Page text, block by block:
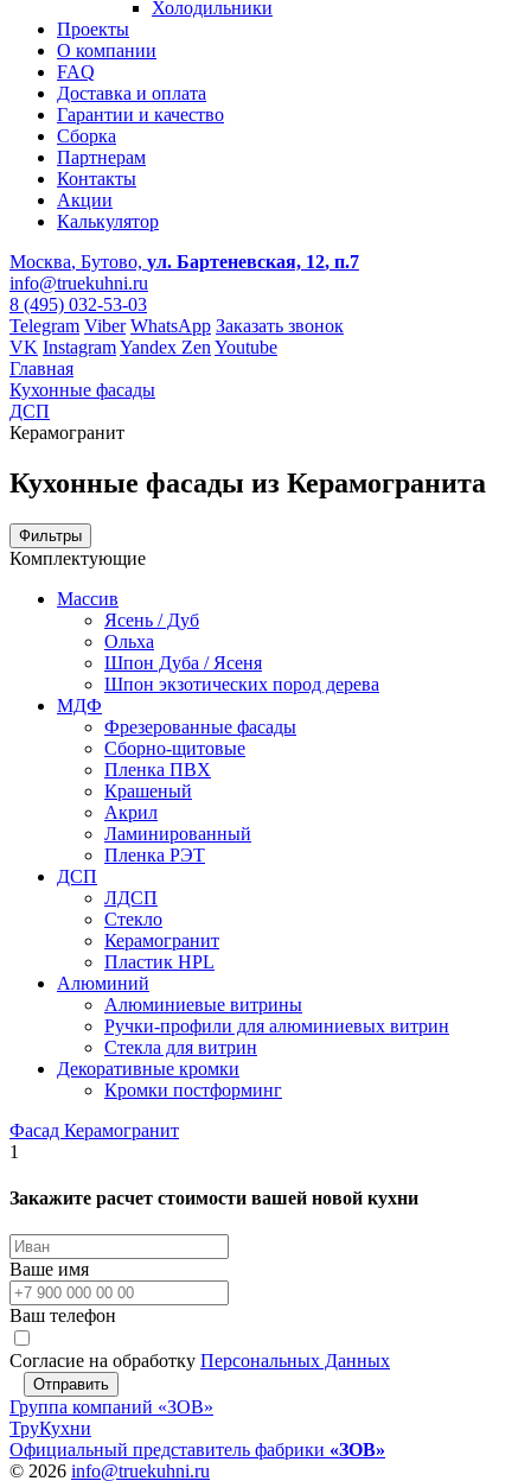
Холодильники
Проекты
О компании
FAQ
Доставка и оплата
Гарантии и качество
Сборка
Партнерам
Контакты
Акции
Калькулятор
Москва, Бутово, ул. Бартеневская, 12, п.7
info@truekuhni.ru
8 (495) 032-53-03
Telegram Viber WhatsApp Заказать звонок
VK InstagramYandex Zen Youtube
Главная
Кухонные фасады
ДСП
Керамогранит
Кухонные фасады из Керамогранита
Фильтры
Комплектующие
Массив
Ясень / Дуб
Ольха
Шпон Дуба / Ясеня
Шпон экзотических пород дерева
МДФ
Фрезерованные фасады
Cборно-щитовые
Пленка ПВХ
Крашеный
Акрил
Ламинированный
Пленка РЭТ
ДСП
ЛДСП
Стекло
Керамогранит
Пластик HPL
Алюминий
Алюминиевые витрины
Ручки-профили для алюминиевых витрин
Стекла для витрин
Декоративные кромки
Кромки постформинг
Фасад Керамогранит
1
Закажите расчет стоимости вашей новой кухни
Ваше имя
Ваш телефон
Согласие на обработку Персональных Данных
Отправить
Группа компаний «ЗОВ»
ТруКухни
Официальный представитель фабрики «ЗОВ»
© 2026 info@truekuhni.ru